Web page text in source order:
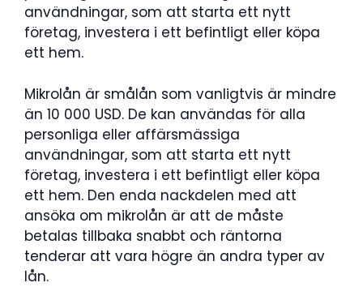
användningar, som att starta ett nytt
företag, investera i ett befintligt eller köpa
ett hem.
Mikrolån är smålån som vanligtvis är mindre
än 10 000 USD. De kan användas för alla
personliga eller affärsmässiga
användningar, som att starta ett nytt
företag, investera i ett befintligt eller köpa
ett hem. Den enda nackdelen med att
ansöka om mikrolån är att de måste
betalas tillbaka snabbt och räntorna
tenderar att vara högre än andra typer av
lån.